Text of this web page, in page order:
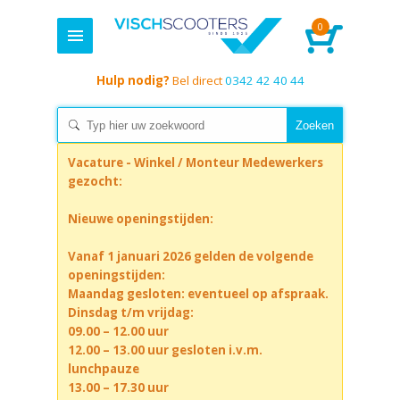
0
Hulp nodig? Bel direct0342 42 40 44
Vacature - Winkel / Monteur Medewerkers
gezocht:
Nieuwe openingstijden:
Vanaf 1 januari 2026 gelden de volgende
openingstijden:
Maandag gesloten: eventueel op afspraak.
Dinsdag t/m vrijdag:
09.00 – 12.00 uur
12.00 – 13.00 uur gesloten i.v.m.
lunchpauze
13.00 – 17.30 uur